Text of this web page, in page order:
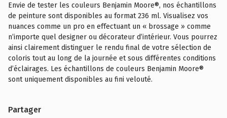
Envie de tester les couleurs Benjamin Moore®, nos échantillons
de peinture sont disponibles au format 236 ml. Visualisez vos
nuances comme un pro en effectuant un « brossage » comme
n’importe quel designer ou décorateur d’intérieur. Vous pourrez
ainsi clairement distinguer le rendu final de votre sélection de
coloris tout au long de la journée et sous différentes conditions
d’éclairages. Les échantillons de couleurs Benjamin Moore®
sont uniquement disponibles au fini velouté.
Partager